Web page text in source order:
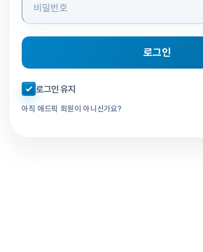
로그인
자동로그인 체크
로그인 유지
아직 애드픽 회원이 아니신가요?